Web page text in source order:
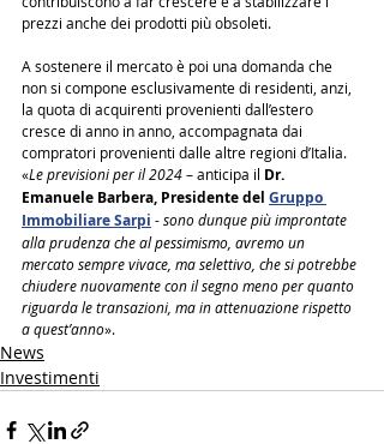
prezzi anche dei prodotti più obsoleti.
A sostenere il mercato è poi una domanda che
non si compone esclusivamente di residenti, anzi,
la quota di acquirenti provenienti dall’estero
cresce di anno in anno, accompagnata dai
compratori provenienti dalle altre regioni d’Italia.
«Le previsioni per il 2024 – anticipa il Dr.
Emanuele Barbera, Presidente del Gruppo
Immobiliare Sarpi - sono dunque più improntate
alla prudenza che al pessimismo, avremo un
mercato sempre vivace, ma selettivo, che si potrebbe
chiudere nuovamente con il segno meno per quanto
riguarda le transazioni, ma in attenuazione rispetto
a quest’anno».
News
Investimenti